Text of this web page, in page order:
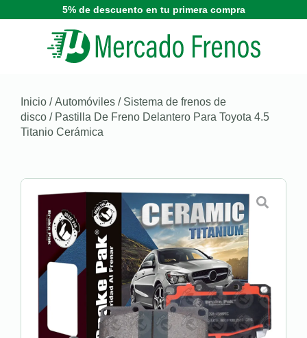
5% de descuento en tu primera compra
Inicio /Automóviles / Sistema de frenos de
disco / Pastilla De Freno Delantero Para Toyota 4.5
Titanio Cerámica